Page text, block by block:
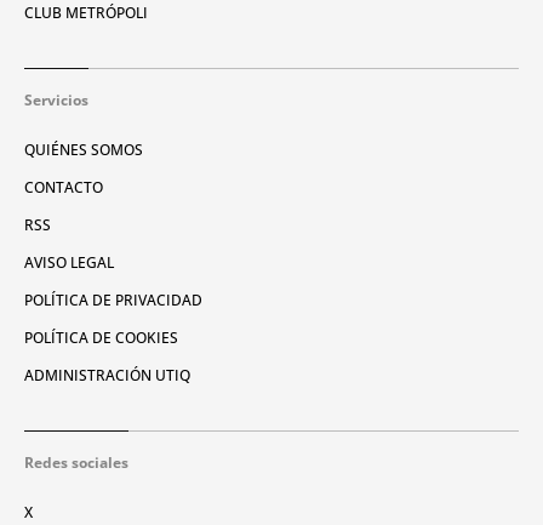
CLUB METRÓPOLI
Servicios
QUIÉNES SOMOS
CONTACTO
RSS
AVISO LEGAL
POLÍTICA DE PRIVACIDAD
POLÍTICA DE COOKIES
ADMINISTRACIÓN UTIQ
Redes sociales
X